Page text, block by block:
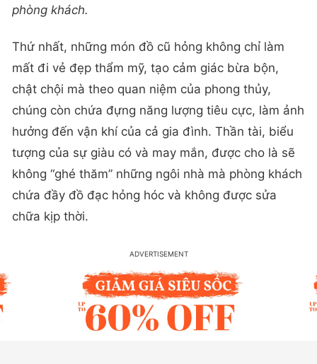
phòng khách.
Thứ nhất, những món đồ cũ hỏng không chỉ làm
mất đi vẻ đẹp thẩm mỹ, tạo cảm giác bừa bộn,
chật chội mà theo quan niệm của phong thủy,
chúng còn chứa đựng năng lượng tiêu cực, làm ảnh
hưởng đến vận khí của cả gia đình. Thần tài, biểu
tượng của sự giàu có và may mắn, được cho là sẽ
không “ghé thăm” những ngôi nhà mà phòng khách
chứa đầy đồ đạc hỏng hóc và không được sửa
chữa kịp thời.